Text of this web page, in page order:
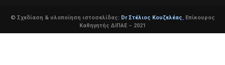
© Σχεδίαση & υλοποίηση ιστοσελίδας: Dr Στέλιος Κουζελέας,Επίκουρος
Καθηγητής ΔΙΠΑΕ – 2021